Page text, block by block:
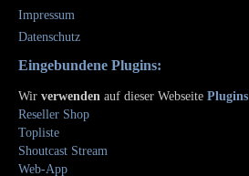
Impressum
Datenschutz
Eingebundene Plugins:
Wir verwenden auf dieser Webseite Plugins
Reseller Shop
Topliste
Shoutcast Stream
Web-App